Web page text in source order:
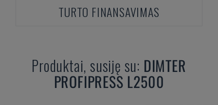
TURTO FINANSAVIMAS
Produktai, susiję su: DIMTER
PROFIPRESS L2500